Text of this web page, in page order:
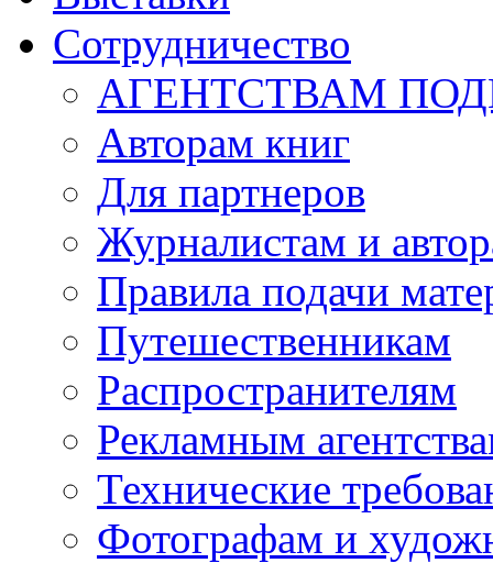
Сотрудничество
АГЕНТСТВАМ
Авторам книг
Для партнеров
Журналистам и
Правила подачи
Путешественникам
Распространителям
Рекламным
Технические
Фотографам и